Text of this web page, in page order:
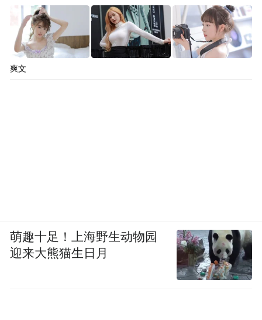
爽文
萌趣十足！上海野生动物园
迎来大熊猫生日月